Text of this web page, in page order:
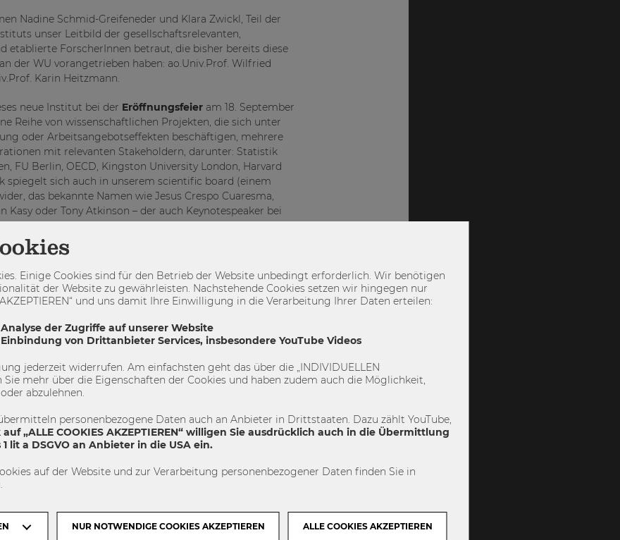
Nadine Schmid-Greifeneder und Klara Zwickl, Teil der
unser Leitbild der gesellschaftsrelevanten,
etablierte ForscherInnen betraut, die bisher bereits diese
der WU vorangetrieben haben: ao.Univ.Prof. Wilfried
Karin Heitzmann.
neue Institut bei der Eröffnungsfeier am 18. September
Reihe von wissenschaftlichen Projekten, die sich unter
oder Arbeitsangebotseffekten beschäftigen, mehrere
mit relevanten Stakeholdern, darunter: Statistik
FU Berlin, OECD, Kingston University London, Harvard
spiegelt sich auch in unserem scientific board (einem
das bekannte Namen wie Jesus Crespo Cuaresma,
oder Tony Atkinson – der auch Keynotespeaker bei
auch dem internationalen Trend zu mehr
berühmte ForscherInnen wie Tony Atkinson,
und viele andere haben das Thema Ungleichheit
hochqualitativer Forschung sondern speziell auch in der
Das Thema “Ungleichheit” wird sobald nicht von der
Ziel sein, die Relevanz dieses Bereiches auch im
und Führungskräfte zu kommunizieren. Die
Arbeit des FIs einzubinden werden rund um die
tuned.
#Eröffnung
Einige Cookies sind für den Betrieb der Website unbedingt erforderlich. Wir benötigen
der Website zu gewährleisten. Nachstehende Cookies setzen wir hingegen nur
AKZEPTIEREN“ und uns damit Ihre Einwilligung in die Verarbeitung Ihrer Daten erteilen:
der Zugriffe auf unserer Website
von Drittanbieter Services, insbesondere YouTube Videos
jederzeit widerrufen. Am einfachsten geht das über die „INDIVIDUELLEN
Sie mehr über die Eigenschaften der Cookies und haben zudem auch die Möglichkeit,
abzulehnen.
personenbezogene Daten auch an Anbieter in Drittstaaten. Dazu zählt YouTube,
„ALLE COOKIES AKZEPTIEREN“ willigen Sie ausdrücklich auch in die Übermittlung
lit a DSGVO an Anbieter in die USA ein.
auf der Website und zur Verarbeitung personenbezogener Daten finden Sie in
.
NUR NOTWENDIGE COOKIES AKZEPTIEREN ALLE COOKIES AKZEPTIEREN